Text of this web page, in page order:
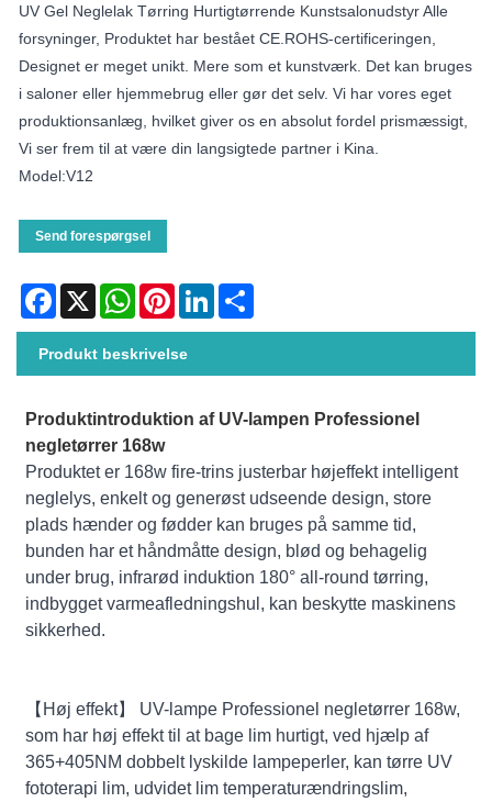
UV Gel Neglelak Tørring Hurtigtørrende Kunstsalonudstyr Alle
forsyninger, Produktet har bestået CE.ROHS-certificeringen,
Designet er meget unikt. Mere som et kunstværk. Det kan bruges
i saloner eller hjemmebrug eller gør det selv. Vi har vores eget
produktionsanlæg, hvilket giver os en absolut fordel prismæssigt,
Vi ser frem til at være din langsigtede partner i Kina.
Model:V12
Send forespørgsel
Facebook
X WhatsAppPinterestLinkedIn
Produkt beskrivelse
Produktintroduktion af UV-lampen Professionel
negletørrer 168w
Produktet er 168w fire-trins justerbar højeffekt intelligent
neglelys, enkelt og generøst udseende design, store
plads hænder og fødder kan bruges på samme tid,
bunden har et håndmåtte design, blød og behagelig
under brug, infrarød induktion 180° all-round tørring,
indbygget varmeafledningshul, kan beskytte maskinens
sikkerhed.
【Høj effekt】 UV-lampe Professionel negletørrer 168w,
som har høj effekt til at bage lim hurtigt, ved hjælp af
365+405NM dobbelt lyskilde lampeperler, kan tørre UV
fototerapi lim, udvidet lim temperaturændringslim,